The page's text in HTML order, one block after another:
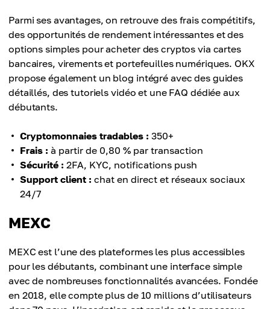
Parmi ses avantages, on retrouve des frais compétitifs,
des opportunités de rendement intéressantes et des
options simples pour acheter des cryptos via cartes
bancaires, virements et portefeuilles numériques. OKX
propose également un blog intégré avec des guides
détaillés, des tutoriels vidéo et une FAQ dédiée aux
débutants.
Cryptomonnaies tradables : 350+
Frais : à partir de 0,80 % par transaction
Sécurité : 2FA, KYC, notifications push
Support client : chat en direct et réseaux sociaux
24/7
MEXC
MEXC est l’une des plateformes les plus accessibles
pour les débutants, combinant une interface simple
avec de nombreuses fonctionnalités avancées. Fondée
en 2018, elle compte plus de 10 millions d’utilisateurs